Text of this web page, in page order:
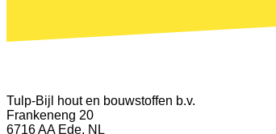
Tulp-Bijl hout en bouwstoffen b.v.
Frankeneng 20
6716 AA Ede, NL